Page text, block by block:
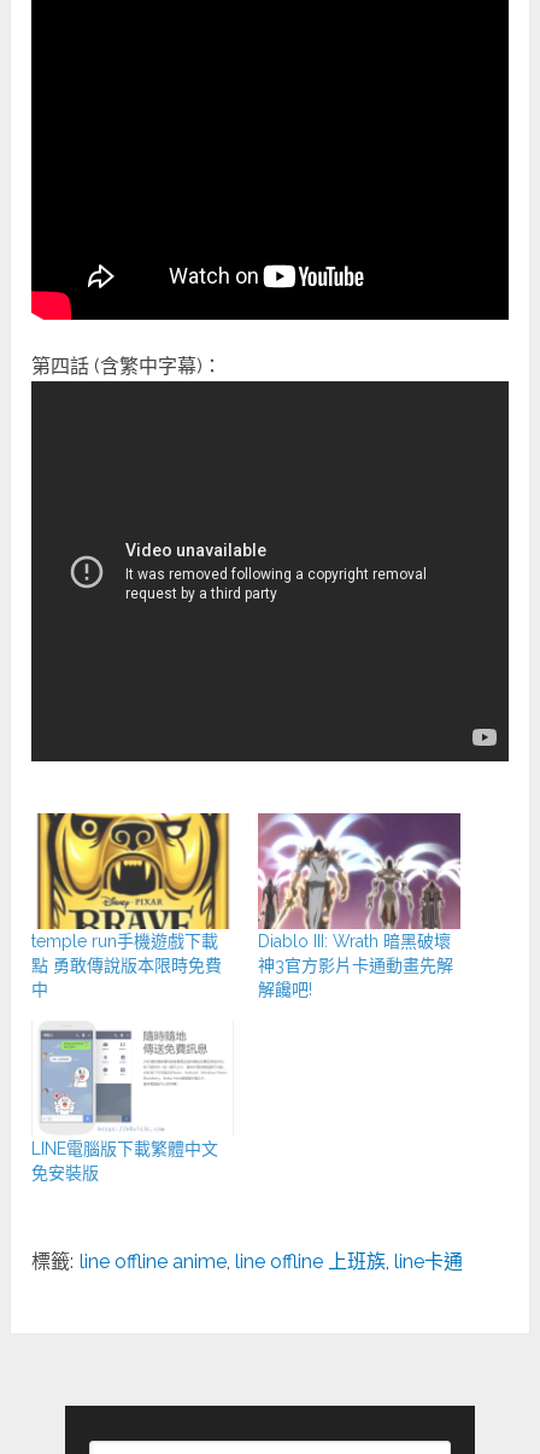
第四話 (含繁中字幕)：
temple run手機遊戲下載
點 勇敢傳說版本限時免費
中
Diablo III: Wrath 暗黑破壞
神3官方影片卡通動畫先解
解饞吧!
LINE電腦版下載繁體中文
免安裝版
標籤: line offline anime ,line offline 上班族 ,line卡通